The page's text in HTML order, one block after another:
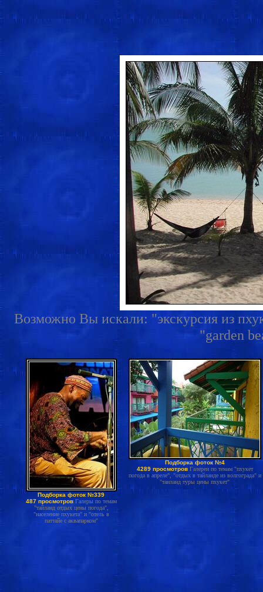
Возможно Вы искали: "экскурсия из
"garden
Подборка фоток №339
487 просмотров Галеры по темам
"тайланд отдых цены погода",
"население пхукета" и "отель в
паттайе с аквапарком"
Подборка фоток №4
4289 просмотров Галереи по темам "пхукет
погода в апреле", "отдых в тайланде из волгограда" и
"таиланд туры цены пхукет"